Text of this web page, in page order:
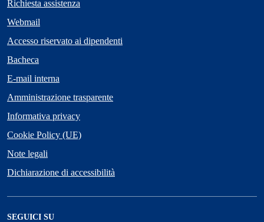
Richiesta assistenza
Webmail
Accesso riservato ai dipendenti
Bacheca
E-mail interna
Amministrazione trasparente
Informativa privacy
Cookie Policy (UE)
Note legali
Dichiarazione di accessibilità
SEGUICI SU